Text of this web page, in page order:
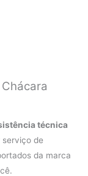
técnica
de
da marca